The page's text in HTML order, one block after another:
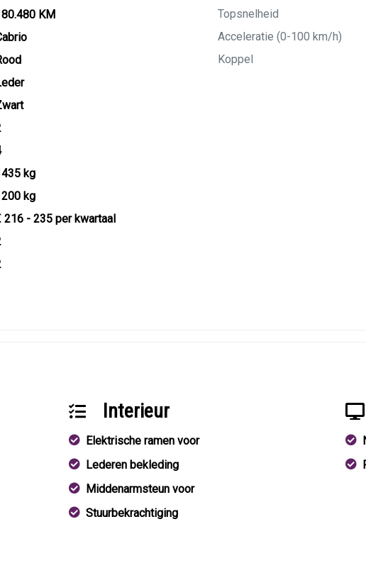
KM
kg
kg
216 - 235 per kwartaal
Topsnelheid
Acceleratie (0-100 km/h)
Koppel
Interieur
Elektrische ramen voor
Lederen bekleding
Middenarmsteun voor
Stuurbekrachtiging